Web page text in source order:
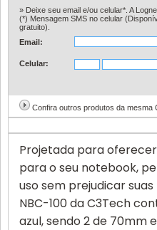
» Deixe seu email e/ou celular*. A
(*) Mensagem SMS no celular
gratuito).
Email:
Celular:
Confira outros produtos da mesma
Projetada para
para o seu notebook,
uso sem prejudicar
NBC-100 da C3Tech
azul, sendo 2 de 70mm